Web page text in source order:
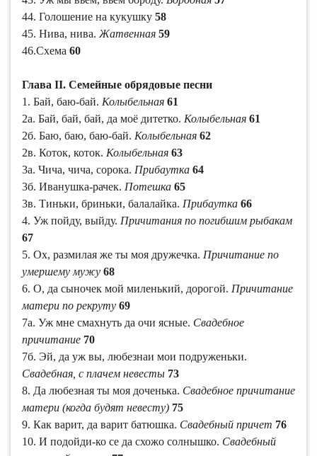
44. Голошение на кукушку 58
45. Нива, нива. Жатвенная 59
46.Схема 60
Глава II. Семейные обрядовые песни
1. Бай, баю-бай. Колыбельная 61
2а. Бай, бай, бай, да моё дитетко. Колыбельная 61
2б. Баю, баю, баю-бай. Колыбельная 62
2в. Коток, коток. Колыбельная 63
3а. Чича, чича, сорока. Прибаутка 64
3б. Иванушка-рачек. Потешка 65
3в. Тиньки, бриньки, балалайка. Прибаутка 66
4. Уж пойду, выйду. Причитания по погибшим рыбакам
67
5. Ох, размилая же ты моя дружечка. Причитание по
умершему мужу 68
6. О, да сыночек мой миленький, дорогой. Причитание
матери по рекруту 69
7а. Уж мне смахнуть да очи ясные. Свадебное
причитание 70
7б. Эй, да уж вы, любезнаи мои подруженьки.
Свадебная, с плачем невесты 73
8. Да любезная ты моя доченька. Свадебное причитание
матери (когда будят невесту) 75
9. Как варит, да варит батюшка. Свадебный причет 76
10. И подойди-ко се да схожо солнышко. Свадебный